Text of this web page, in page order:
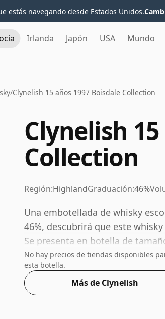
estás navegando desde Estados Unidos.
Irlanda Japón USA Mundo
/Clynelish 15 años 1997 Boisdale Collection
Clynelish
Collection
Región:HighlandGraduación:46%
Una embotellada de whisky
46%, descubrirá que este
Se presenta en botella de
No hay precios de tiendas disponibles
esta botella.
Más de Clynelish